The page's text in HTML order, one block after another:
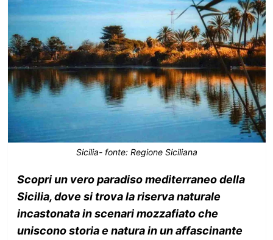
Sicilia- fonte: Regione Siciliana
Scopri un vero paradiso mediterraneo della
Sicilia, dove si trova la riserva naturale
incastonata in scenari mozzafiato che
uniscono storia e natura in un affascinante